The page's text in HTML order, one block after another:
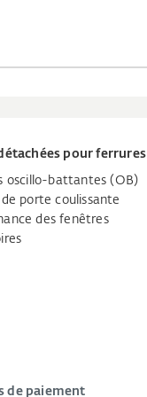
pour ferrures
oscillo-battantes (OB)
porte coulissante
des fenêtres
de paiement